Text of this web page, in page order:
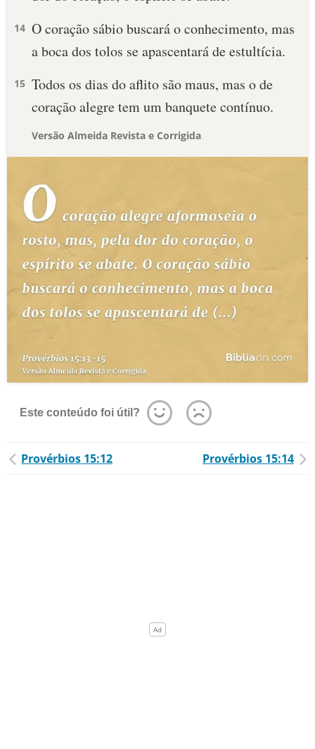
14 O coração sábio buscará o conhecimento, mas
a boca dos tolos se apascentará de estultícia.
15 Todos os dias do aflito são maus, mas o de
coração alegre tem um banquete contínuo.
Versão Almeida Revista e Corrigida
Este conteúdo foi útil?
Provérbios 15:12 Provérbios 15:14